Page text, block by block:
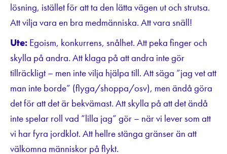
lösning, istället för att ta den lätta vägen ut och strutsa.
Att vilja vara en bra medmänniska. Att vara snäll!
Ute: Egoism, konkurrens, snålhet. Att peka finger och
skylla på andra. Att klaga på att andra inte gör
tillräckligt – men inte vilja hjälpa till. Att säga ”jag vet att
man inte borde” (flyga/shoppa/osv), men ändå göra
det för att det är bekvämast. Att skylla på att det ändå
inte spelar roll vad ”lilla jag” gör – när vi lever som att
vi har fyra jordklot. Att hellre stänga gränser än att
välkomna människor på flykt.